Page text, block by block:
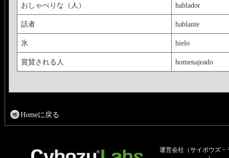
おしゃべりな（人） hablador
話者 hablante
氷 hielo
賞賛される人 homenajeado
Homeに戻る
運営会社（サイボウズ・